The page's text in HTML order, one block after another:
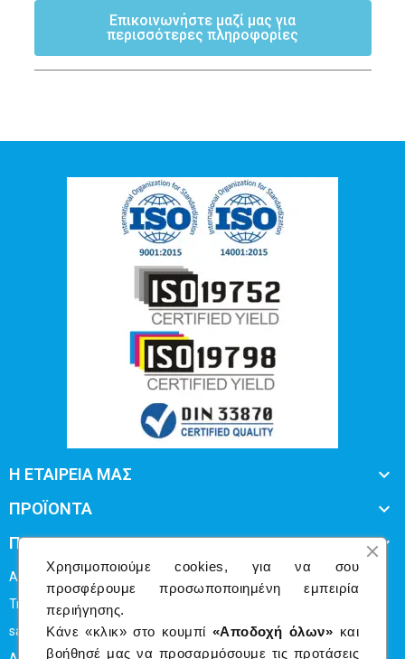
Επικοινωνήστε μαζί μας για
περισσότερες πληροφορίες
Η ΕΤΑΙΡΕΙΑ ΜΑΣ 
ΠΡΟΪΟΝΤΑ 
ΠΛΗΡΟΦΟΡΙΕΣ 
Απ.Παύλου 50 Άγιος Δημήτριος Τ.Κ 173 43
Τηλ: 216 80 93162
sales@business-print.gr
Χρησιμοποιούμε cookies, για να σου
προσφέρουμε προσωποποιημένη εμπειρία
περιήγησης.
Κάνε «κλικ» στο κουμπί «Αποδοχή όλων» και
βοήθησέ μας να προσαρμόσουμε τις προτάσεις